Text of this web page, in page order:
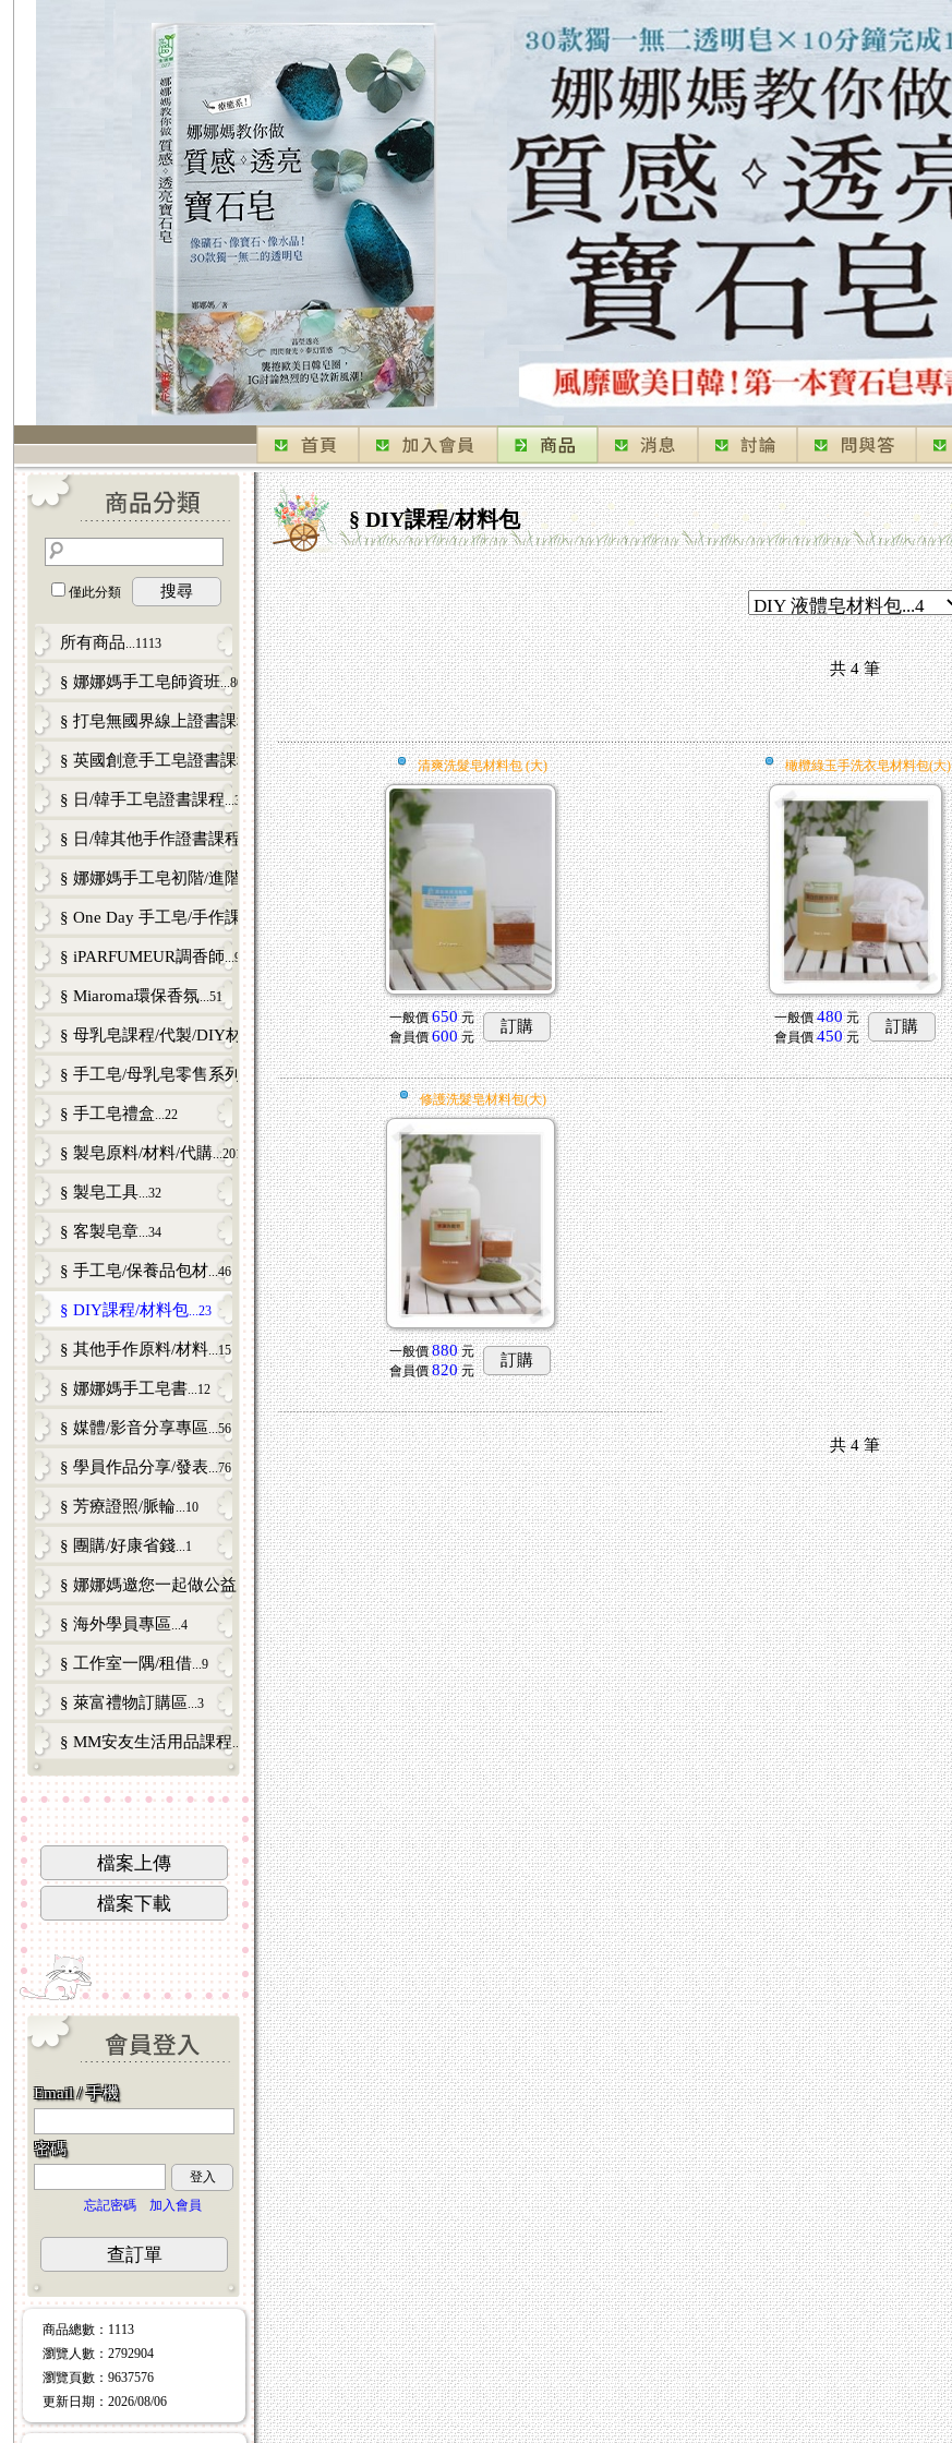
僅此分類 搜尋
所有商品 ...1113
§ 娜娜媽手工皂師資班...80
§ 打皂無國界線上證書課程...12
§ 英國創意手工皂證書課程...5
§ 日/韓手工皂證書課程 ...33
§ 日/韓其他手作證書課程 ...17
§ 娜娜媽手工皂初階/進階課程...98
§ One Day 手工皂/手作課 ...121
§ iPARFUMEUR調香師 ...9
§ Miaroma環保香氛 ...51
§ 母乳皂課程/代製/DIY材料包/零售...81
§ 手工皂/母乳皂零售系列 ...53
§ 手工皂禮盒 ...22
§ 製皂原料/材料/代購 ...201
§ 製皂工具 ...32
§ 客製皂章 ...34
§ 手工皂/保養品包材 ...46
§ DIY課程/材料包 ...23
§ 其他手作原料/材料 ...15
§ 娜娜媽手工皂書 ...12
§ 媒體/影音分享專區 ...56
§ 學員作品分享/發表 ...76
§ 芳療證照/脈輪 ...10
§ 團購/好康省錢 ...1
§ 娜娜媽邀您一起做公益 ...3
§ 海外學員專區 ...4
§ 工作室一隅/租借 ...9
§ 萊富禮物訂購區 ...3
§ MM安友生活用品課程 ...6
檔案上傳
檔案下載
Email / 手機
密碼
登入
忘記密碼
加入會員
查訂單
商品總數 ：1113
瀏覽人數 ：2792904
瀏覽頁數 ：9637576
更新日期 ：2026/08/06
§ DIY課程/材料包
共4筆
清爽洗髮皂材料包 (大)
一般價 650元
會員價 600元
訂購
橄欖綠玉手洗衣皂材料包(大)
一般價 480元
會員價 450元
訂購
修護洗髮皂材料包(大)
一般價 880元
會員價 820元
訂購
共4筆